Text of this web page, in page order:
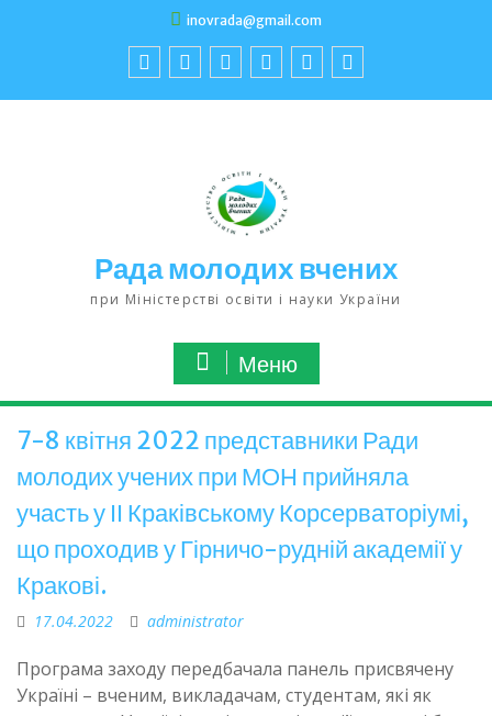
inovrada@gmail.com
Рада молодих вчених
при Міністерстві освіти і науки України
Меню
7-8 квітня 2022 представники Ради
молодих учених при МОН прийняла
участь у ІІ Краківському Корсерваторіумі,
що проходив у Гірничо-рудній академії у
Кракові.
17.04.2022 administrator
Програма заходу передбачала панель присвячену
Україні – вченим, викладачам, студентам, які як